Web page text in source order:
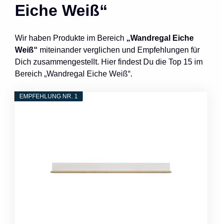
Eiche Weiß“
Wir haben Produkte im Bereich „Wandregal Eiche
Weiß“ miteinander verglichen und Empfehlungen für
Dich zusammengestellt. Hier findest Du die Top 15 im
Bereich „Wandregal Eiche Weiß“.
EMPFEHLUNG NR. 1